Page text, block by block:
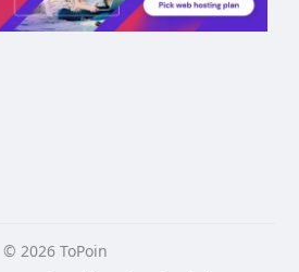
© 2026 ToPoin